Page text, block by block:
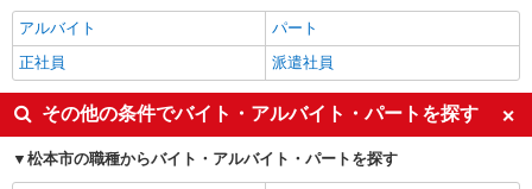
アルバイト
パート
正社員
派遣社員
その他の条件でバイト・アルバイト・パートを探す
松本市の職種からバイト・アルバイト・パートを探す